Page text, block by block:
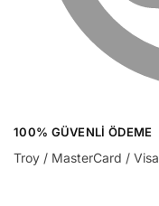
100% GÜVENLI ÖDEME
Troy / MasterCard / Visa